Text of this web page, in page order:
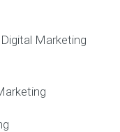
Marketing